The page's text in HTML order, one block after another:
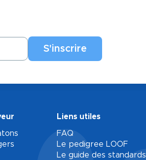
Liens utiles
FAQ
Le pedigree LOOF
Le guide des standards